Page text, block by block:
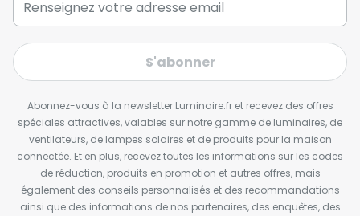
S'abonner
Abonnez-vous à la newsletter Luminaire.fr et recevez des offres
spéciales attractives, valables sur notre gamme de luminaires, de
ventilateurs, de lampes solaires et de produits pour la maison
connectée. Et en plus, recevez toutes les informations sur les codes
de réduction, produits en promotion et autres offres, mais
également des conseils personnalisés et des recommandations
ainsi que des informations de nos partenaires, des enquêtes, des